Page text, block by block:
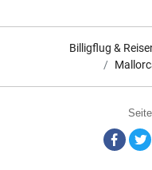
Billigflug &